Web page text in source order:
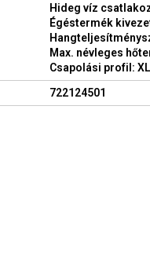
Hideg víz
Égéstermék
Max. névleges
Csapolási profil: XL
722124501